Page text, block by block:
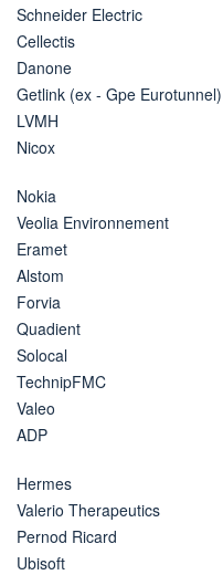
Schneider Electric
Cellectis
Danone
Getlink (ex - Gpe Eurotunnel)
LVMH
Nicox
Nokia
Veolia Environnement
Eramet
Alstom
Forvia
Quadient
Solocal
TechnipFMC
Valeo
ADP
Hermes
Valerio Therapeutics
Pernod Ricard
Ubisoft